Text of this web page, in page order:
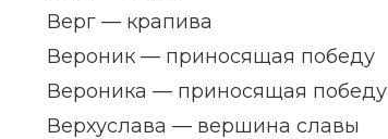
Верг — крапива
Вероник — приносящая победу
Вероника — приносящая победу
Верхуслава — вершина славы